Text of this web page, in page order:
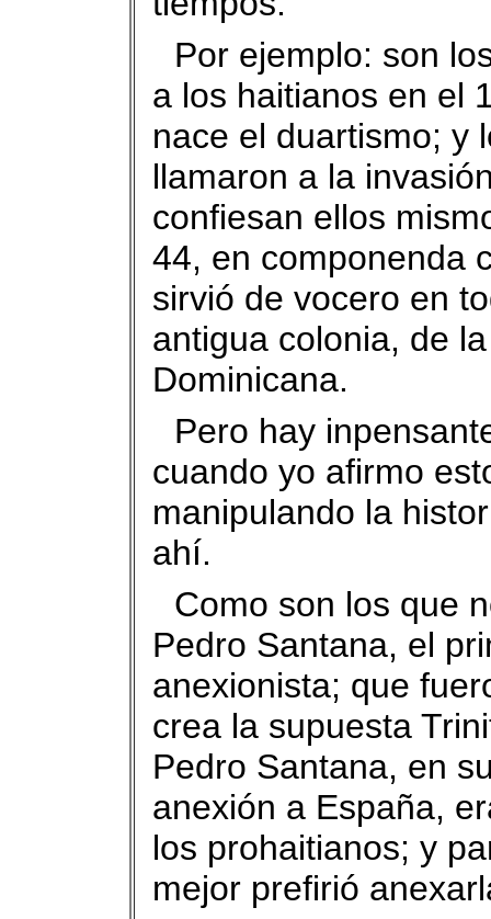
Por ejemplo: son
a los haitianos en el
nace el duartismo; y
llamaron a la
confiesan ellos
44, en componenda
sirvió de vocero en
antigua colonia, de
Dominicana.
Pero hay
cuando yo afirmo
manipulando la
ahí.
Como son los que
Pedro Santana, el
anexionista; que
crea la supuesta
Pedro Santana, en
anexión a España,
los prohaitianos; y
mejor prefirió